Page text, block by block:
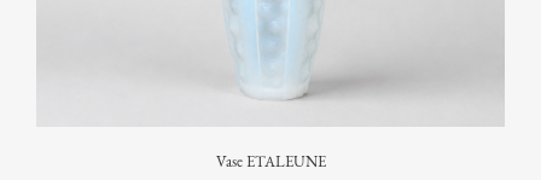
Vase ETALEUNE